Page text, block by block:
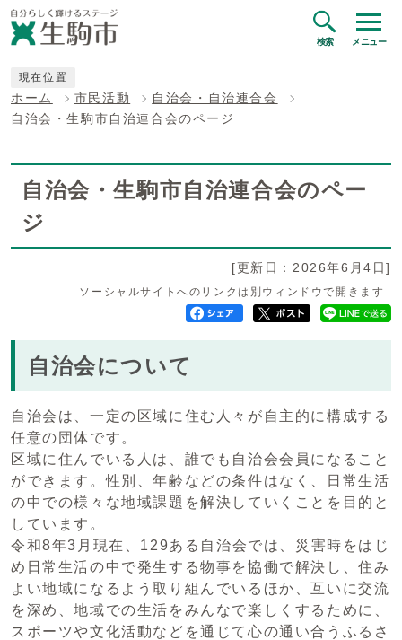
検索 メニュー
現在位置
ホーム 市民活動
自治会・自治連合会
自治会・生駒市自治連合会のページ
自治会・生駒市自治連合会のペー
ジ
[更新日：2026年6月4日]
ソーシャルサイトへのリンクは別ウィンドウで開きます
自治会について
自治会は、一定の区域に住む人々が自主的に構成する
任意の団体です。
区域に住んでいる人は、誰でも自治会会員になること
ができます。性別、年齢などの条件はなく、日常生活
の中での様々な地域課題を解決していくことを目的と
しています。
令和8年3月現在、129ある自治会では、災害時をはじ
め日常生活の中で発生する物事を協働で解決し、住み
よい地域になるよう取り組んでいるほか、互いに交流
を深め、地域での生活をみんなで楽しくするために、
スポーツや文化活動などを通じて心の通い合うふるさ